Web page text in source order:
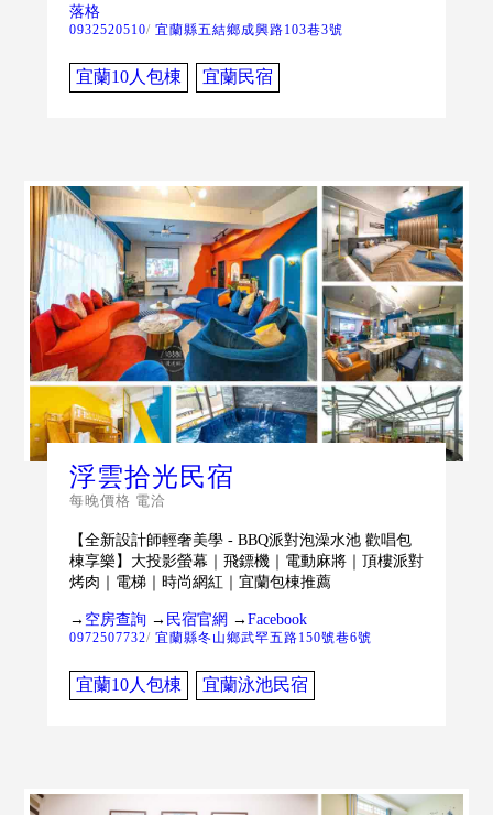
落格
0932520510/ 宜蘭縣五結鄉成興路103巷3號
宜蘭10人包棟 宜蘭民宿
浮雲拾光民宿
每晚價格 電洽
【全新設計師輕奢美學 - BBQ派對泡澡水池 歡唱包
棟享樂】大投影螢幕｜飛鏢機｜電動麻將｜頂樓派對
烤肉｜電梯｜時尚網紅｜宜蘭包棟推薦
→ 空房查詢→ 民宿官網 →Facebook
0972507732/ 宜蘭縣冬山鄉武罕五路150號巷6號
宜蘭10人包棟 宜蘭泳池民宿